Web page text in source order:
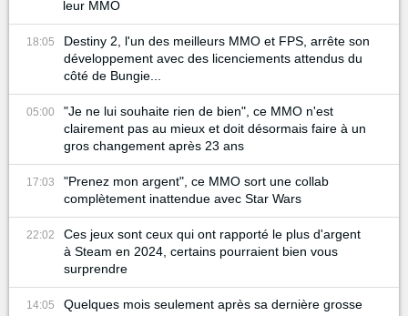
leur MMO
18:05
Destiny 2, l'un des meilleurs MMO et FPS, arrête son
développement avec des licenciements attendus du
côté de Bungie...
05:00
"Je ne lui souhaite rien de bien", ce MMO n'est
clairement pas au mieux et doit désormais faire à un
gros changement après 23 ans
17:03
"Prenez mon argent", ce MMO sort une collab
complètement inattendue avec Star Wars
22:02
Ces jeux sont ceux qui ont rapporté le plus d'argent
à Steam en 2024, certains pourraient bien vous
surprendre
14:05
Quelques mois seulement après sa dernière grosse